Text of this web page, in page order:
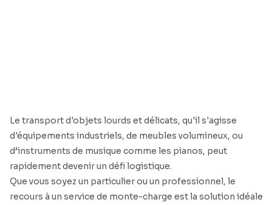
Le transport d'objets lourds et délicats, qu'il s'agisse
d'équipements industriels, de meubles volumineux, ou
d’instruments de musique comme les pianos, peut
rapidement devenir un défi logistique.
Que vous soyez un particulier ou un professionnel, le
recours à un service de monte-charge est la solution idéale